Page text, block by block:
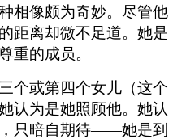
相像颇为奇妙。尽管他
距离却微不足道。她是
重的成员。
个或第四个女儿（这个
认为是她照顾他。她认
只暗自期待——她是到